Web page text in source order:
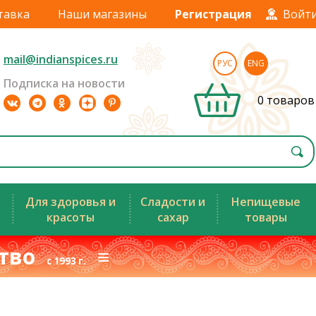
Наши магазины Регистрация
mail@indianspices.ru
Подписка на новости
РУС ENG
0 товаров
Для здоровья и
красоты
Сладости и
сахар
Непищевые
товары
с 1993 г.≡